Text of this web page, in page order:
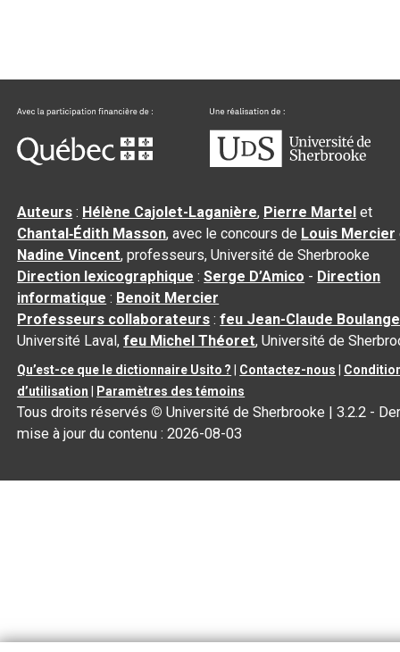
Auteurs : Hélène Cajolet-Laganière, Pierre Martel et
Chantal‑Édith Masson, avec le concours de Louis Mercier
Nadine Vincent, professeurs, Université de Sherbrooke
Direction lexicographique :Serge D’Amico - Direction
informatique : Benoit Mercier
Professeurs collaborateurs :feu Jean-Claude
Université Laval,feu Michel Théoret, Université de
Qu’est-ce que le dictionnaire Usito ? Contactez-nous
d’utilisation
Paramètres des témoins
Tous droits réservés © Université de Sherbrooke |3.2.2 -
mise à jour du contenu :2026-08-03